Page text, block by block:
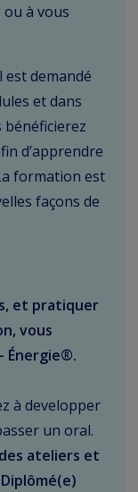
à vous
est demandé
et dans
bénéficierez
d’apprendre
formation est
façons de
et pratiquer
vous
Énergie®.
à developper
un oral.
ateliers et